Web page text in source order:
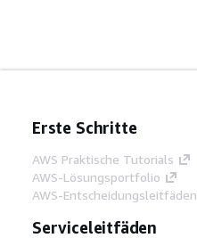
Erste Schritte
AWS Praktische Tutorials
AWS-Lösungsportfolio
AWS-Entscheidungsleitfäden
Serviceleitfäden